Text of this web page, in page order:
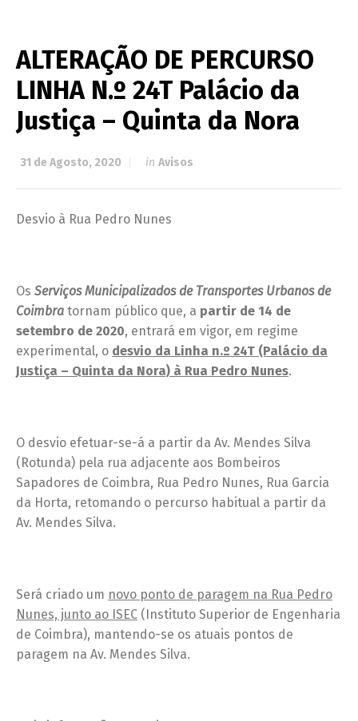
ALTERAÇÃO DE PERCURSO
LINHA N.º 24T Palácio da
Justiça – Quinta da Nora
31 de Agosto, 2020 in Avisos
Desvio à Rua Pedro Nunes
Os Serviços Municipalizados de Transportes Urbanos de
Coimbra tornam público que, a partir de 14 de
setembro de 2020, entrará em vigor, em regime
experimental, o desvio da Linha n.º 24T (Palácio da
Justiça – Quinta da Nora) à Rua Pedro Nunes.
O desvio efetuar-se-á a partir da Av. Mendes Silva
(Rotunda) pela rua adjacente aos Bombeiros
Sapadores de Coimbra, Rua Pedro Nunes, Rua Garcia
da Horta, retomando o percurso habitual a partir da
Av. Mendes Silva.
Será criado um novo ponto de paragem na Rua Pedro
Nunes, junto ao ISEC (Instituto Superior de Engenharia
de Coimbra), mantendo-se os atuais pontos de
paragem na Av. Mendes Silva.